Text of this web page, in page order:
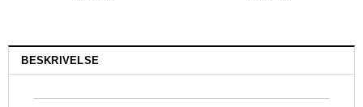
BESKRIVELSE